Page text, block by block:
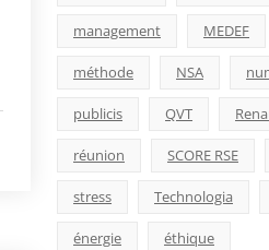
management MEDEF
méthode NSA
publicis QVT
réunion SCORE RSE
stress Technologia
énergie éthique